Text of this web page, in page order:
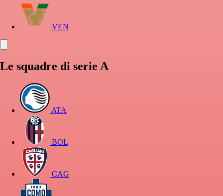
VEN
Le squadre di serie A
ATA
BOL
CAG